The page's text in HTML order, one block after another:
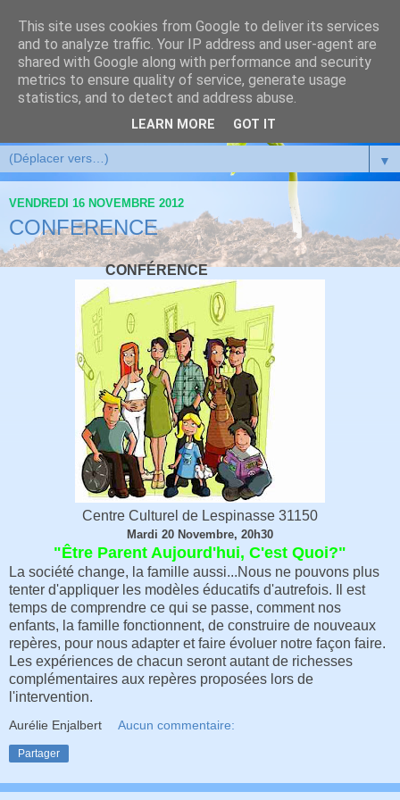
▼
VENDREDI 16 NOVEMBRE 2012
CONFERENCE
CONFÉRENCE
Centre Culturel de Lespinasse 31150
Mardi 20 Novembre, 20h30
"Être Parent Aujourd'hui, C'est Quoi?"
La société change, la famille aussi...Nous ne pouvons plus
tenter d'appliquer les modèles éducatifs d'autrefois. Il est
temps de comprendre ce qui se passe, comment nos
enfants, la famille fonctionnent, de construire de nouveaux
repères, pour nous adapter et faire évoluer notre façon faire.
Les expériences de chacun seront autant de richesses
complémentaires aux repères proposées lors de
l'intervention.
Aurélie Enjalbert Aucun commentaire:
Partager
This site uses cookies from Google to deliver its services
and to analyze traffic. Your IP address and user-agent are
shared with Google along with performance and security
metrics to ensure quality of service, generate usage
statistics, and to detect and address abuse.
LEARN MORE GOT IT